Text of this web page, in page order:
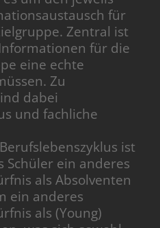
für
Zentral ist
für die
eine echte
Zu
dabei
und fachliche
ist
Schüler ein anderes
als Absolventen
ein anderes
als (Young)